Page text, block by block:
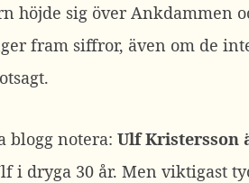
höjde sig över Ankdammen
fram siffror, även om de
blogg notera: Ulf Kristersson
i dryga 30 år. Men viktigast